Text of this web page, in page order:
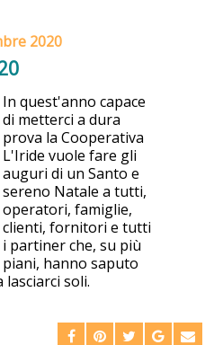
2020
In quest'anno capace
di metterci a dura
prova la Cooperativa
L'Iride vuole fare gli
auguri di un Santo e
sereno Natale a tutti,
operatori, famiglie,
clienti, fornitori e tutti
i partiner che, su più
piani, hanno saputo
lasciarci soli.